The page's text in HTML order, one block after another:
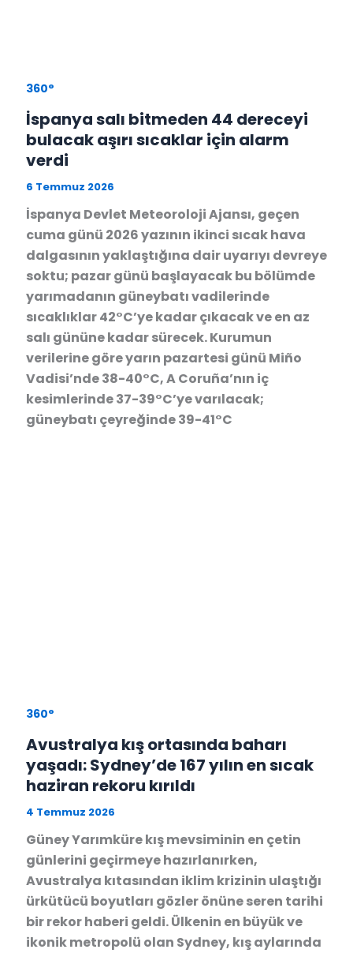
360°
İspanya salı bitmeden 44 dereceyi
bulacak aşırı sıcaklar için alarm
verdi
6 Temmuz 2026
İspanya Devlet Meteoroloji Ajansı, geçen
cuma günü 2026 yazının ikinci sıcak hava
dalgasının yaklaştığına dair uyarıyı devreye
soktu; pazar günü başlayacak bu bölümde
yarımadanın güneybatı vadilerinde
sıcaklıklar 42°C’ye kadar çıkacak ve en az
salı gününe kadar sürecek. Kurumun
verilerine göre yarın pazartesi günü Miño
Vadisi’nde 38-40°C, A Coruña’nın iç
kesimlerinde 37-39°C’ye varılacak;
güneybatı çeyreğinde 39-41°C
360°
Avustralya kış ortasında baharı
yaşadı: Sydney’de 167 yılın en sıcak
haziran rekoru kırıldı
4 Temmuz 2026
Güney Yarımküre kış mevsiminin en çetin
günlerini geçirmeye hazırlanırken,
Avustralya kıtasından iklim krizinin ulaştığı
ürkütücü boyutları gözler önüne seren tarihi
bir rekor haberi geldi. Ülkenin en büyük ve
ikonik metropolü olan Sydney, kış aylarında